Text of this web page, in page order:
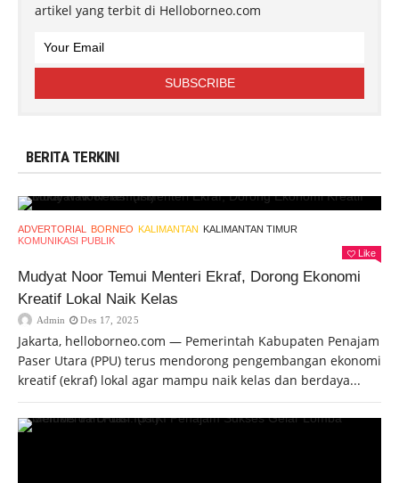
artikel yang terbit di Helloborneo.com
BERITA TERKINI
ADVERTORIAL BORNEO KALIMANTAN KALIMANTAN TIMUR
KOMUNIKASI PUBLIK
Like
Mudyat Noor Temui Menteri Ekraf, Dorong Ekonomi
Kreatif Lokal Naik Kelas
Admin Des 17, 2025
Jakarta, helloborneo.com — Pemerintah Kabupaten Penajam
Paser Utara (PPU) terus mendorong pengembangan ekonomi
kreatif (ekraf) lokal agar mampu naik kelas dan berdaya...